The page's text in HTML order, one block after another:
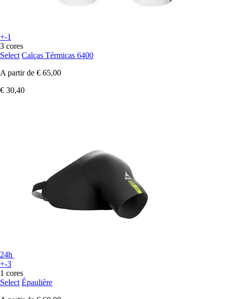
+-1
3 cores
Select Calças Térmicas 6400
A partir de € 65,00
€ 30,40
24h
+-3
1 cores
Select Épaulière